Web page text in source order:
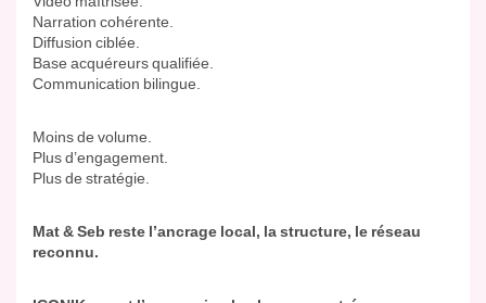
Narration cohérente.
Diffusion ciblée.
Base acquéreurs qualifiée.
Communication bilingue.
Moins de volume.
Plus d’engagement.
Plus de stratégie.
Mat & Seb reste l’ancrage local, la structure, le réseau
reconnu.